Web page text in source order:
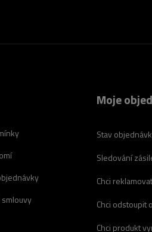
Moje
Stav
Sledování
Chci
Chci odstoupit
Chci produkt